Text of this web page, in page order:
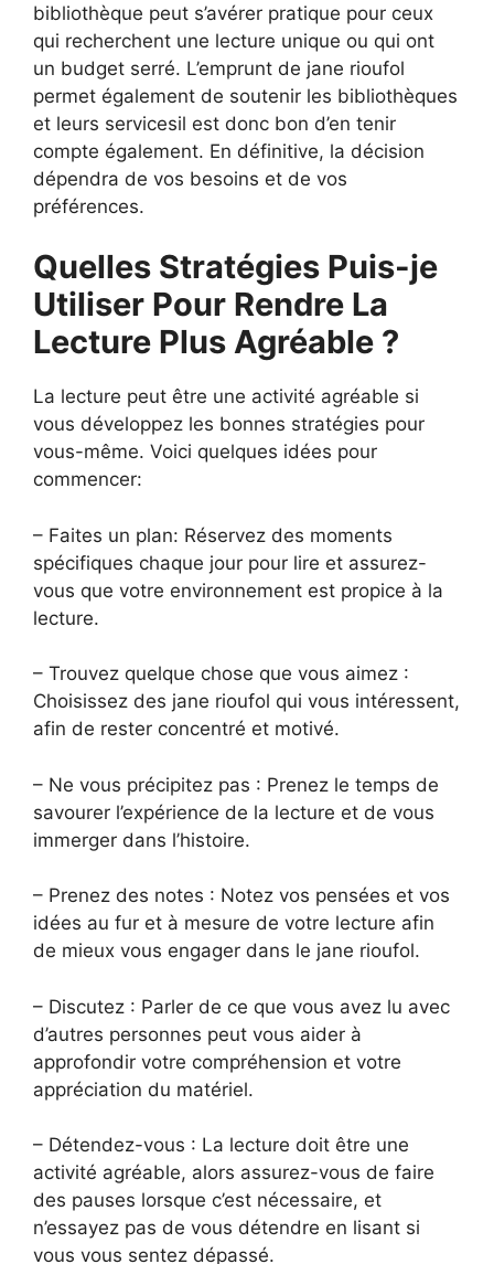
bibliothèque peut s’avérer pratique pour ceux
qui recherchent une lecture unique ou qui ont
un budget serré. L’emprunt de jane rioufol
permet également de soutenir les bibliothèques
et leurs servicesil est donc bon d’en tenir
compte également. En définitive, la décision
dépendra de vos besoins et de vos
préférences.
Quelles Stratégies Puis-je
Utiliser Pour Rendre La
Lecture Plus Agréable ?
La lecture peut être une activité agréable si
vous développez les bonnes stratégies pour
vous-même. Voici quelques idées pour
commencer:
– Faites un plan: Réservez des moments
spécifiques chaque jour pour lire et assurez-
vous que votre environnement est propice à la
lecture.
– Trouvez quelque chose que vous aimez :
Choisissez des jane rioufol qui vous intéressent,
afin de rester concentré et motivé.
– Ne vous précipitez pas : Prenez le temps de
savourer l’expérience de la lecture et de vous
immerger dans l’histoire.
– Prenez des notes : Notez vos pensées et vos
idées au fur et à mesure de votre lecture afin
de mieux vous engager dans le jane rioufol.
– Discutez : Parler de ce que vous avez lu avec
d’autres personnes peut vous aider à
approfondir votre compréhension et votre
appréciation du matériel.
– Détendez-vous : La lecture doit être une
activité agréable, alors assurez-vous de faire
des pauses lorsque c’est nécessaire, et
n’essayez pas de vous détendre en lisant si
vous vous sentez dépassé.